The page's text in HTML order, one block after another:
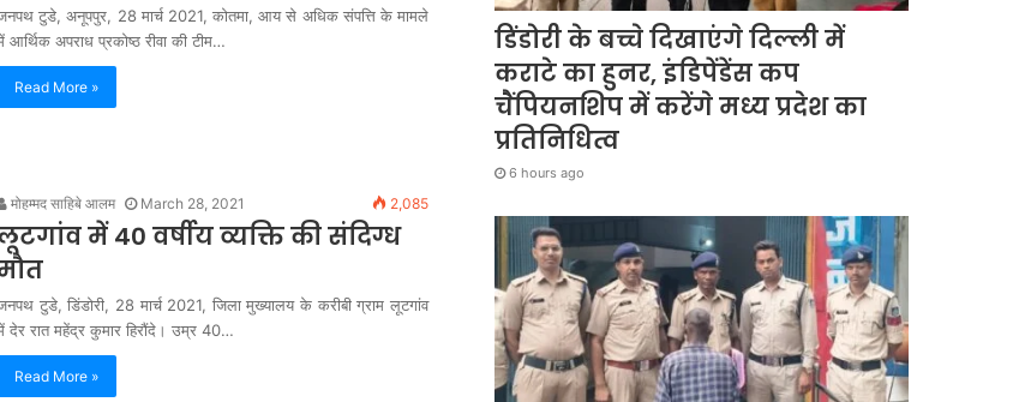
टुडे, अनूपपुर, 28 मार्च 2021, कोतमा, आय से अधिक संपत्ति के मामले
आर्थिक अपराध प्रकोष्ठ रीवा की टीम…
Read More »
मोहम्मद साहिबे आलम March 28, 2021 2,085
में 40 वर्षीय व्यक्ति की संदिग्ध
टुडे, डिंडोरी, 28 मार्च 2021, जिला मुख्यालय के करीबी ग्राम लूटगांव
देर रात महेंद्र कुमार हिरौंदे। उम्र 40…
Read More »
डिंडोरी के बच्चे दिखाएंगे दिल्ली में
कराटे का हुनर, इंडिपेंडेंस कप
चैंपियनशिप में करेंगे मध्य प्रदेश का
प्रतिनिधित्व
6 hours ago